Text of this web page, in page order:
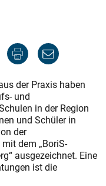
der Praxis haben
und
in der Region
und Schüler in
der
dem „BoriS-
ausgezeichnet. Eine
ist die